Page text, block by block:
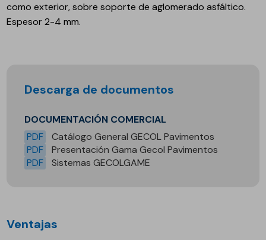
como exterior, sobre soporte de aglomerado asfáltico.
Espesor 2-4 mm.
Descarga de documentos
DOCUMENTACIÓN COMERCIAL
PDF
Catálogo General GECOL Pavimentos
PDF
Presentación Gama Gecol Pavimentos
PDF
Sistemas GECOLGAME
Ventajas